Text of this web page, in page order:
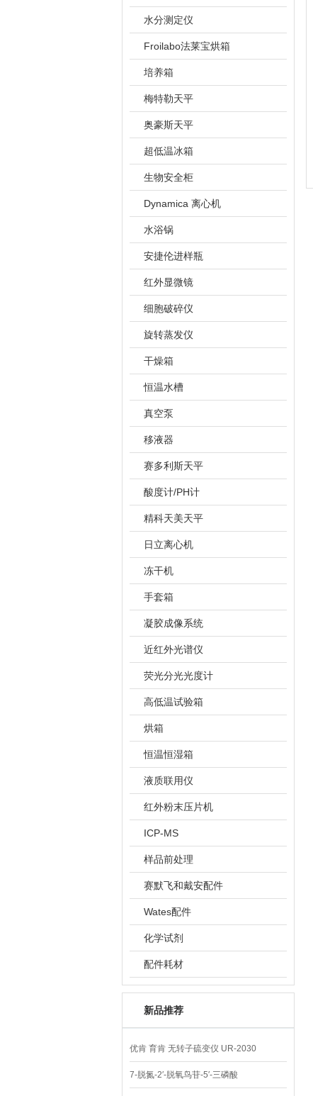
水分测定仪
Froilabo法莱宝烘箱
培养箱
梅特勒天平
奥豪斯天平
超低温冰箱
生物安全柜
Dynamica 离心机
水浴锅
安捷伦进样瓶
红外显微镜
细胞破碎仪
旋转蒸发仪
干燥箱
恒温水槽
真空泵
移液器
赛多利斯天平
酸度计/PH计
精科天美天平
日立离心机
冻干机
手套箱
凝胶成像系统
近红外光谱仪
荧光分光光度计
高低温试验箱
烘箱
恒温恒湿箱
液质联用仪
红外粉末压片机
ICP-MS
样品前处理
赛默飞和戴安配件
Wates配件
化学试剂
配件耗材
新品推荐
优肯 育肯 无转子硫变仪 UR-2030
7-脱氮-2′-脱氧鸟苷-5′-三磷酸